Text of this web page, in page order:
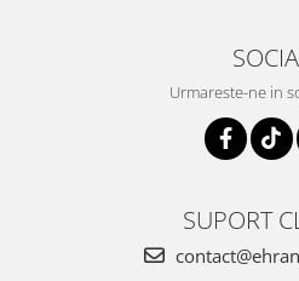
Urmareste-ne in
SUPORT